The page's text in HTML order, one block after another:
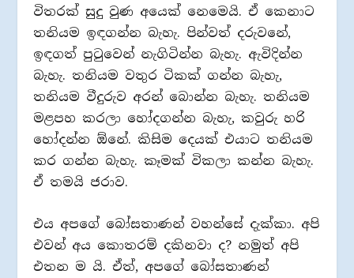
විතරක් සුදු වුණ අයෙක් නෙමෙයි. ඒ කෙනාට
තනියම ඉඳගන්න බැහැ. පින්වත් දරුවනේ,
ඉඳගත් පුටුවෙන් නැගිටින්න බැහැ. ඇවිදින්න
බැහැ. තනියම වතුර ටිකක් ගන්න බැහැ,
තනියම වීදුරුව අරන් බොන්න බැහැ. තනියම
මළපහ කරලා හෝදගන්න බැහැ, කවුරු හරි
හෝදන්න ඕනේ. කිසිම දෙයක් එයාට තනියම
කර ගන්න බැහැ. කෑමක් විකලා කන්න බැහැ.
ඒ තමයි ජරාව.
එය අපගේ බෝසතාණන් වහන්සේ දැක්කා. අපි
එවන් අය කොතරම් දකිනවා ද? නමුත් අපි
එතන ම යි. ඒත්, අපගේ බෝසතාණන්